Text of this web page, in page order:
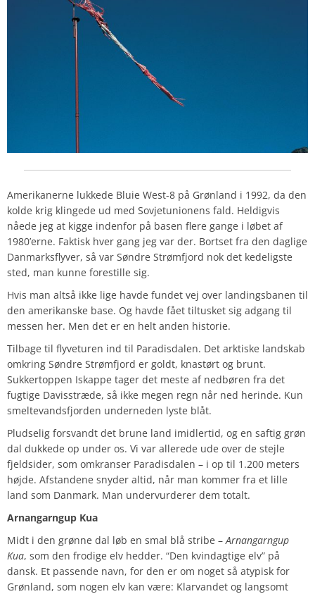
Amerikanerne lukkede Bluie West-8 på Grønland i 1992, da den
kolde krig klingede ud med Sovjetunionens fald. Heldigvis
nåede jeg at kigge indenfor på basen flere gange i løbet af
1980’erne. Faktisk hver gang jeg var der. Bortset fra den daglige
Danmarksflyver, så var Søndre Strømfjord nok det kedeligste
sted, man kunne forestille sig.
Hvis man altså ikke lige havde fundet vej over landingsbanen til
den amerikanske base. Og havde fået tiltusket sig adgang til
messen her. Men det er en helt anden historie.
Tilbage til flyveturen ind til Paradisdalen. Det arktiske landskab
omkring Søndre Strømfjord er goldt, knastørt og brunt.
Sukkertoppen Iskappe tager det meste af nedbøren fra det
fugtige Davisstræde, så ikke megen regn når ned herinde. Kun
smeltevandsfjorden underneden lyste blåt.
Pludselig forsvandt det brune land imidlertid, og en saftig grøn
dal dukkede op under os. Vi var allerede ude over de stejle
fjeldsider, som omkranser Paradisdalen – i op til 1.200 meters
højde. Afstandene snyder altid, når man kommer fra et lille
land som Danmark. Man undervurderer dem totalt.
Arnangarngup Kua
Midt i den grønne dal løb en smal blå stribe – Arnangarngup
Kua, som den frodige elv hedder. “Den kvindagtige elv” på
dansk. Et passende navn, for den er om noget så atypisk for
Grønland, som nogen elv kan være: Klarvandet og langsomt